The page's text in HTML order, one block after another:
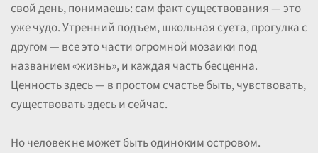
свой день, понимаешь: сам факт существования — это
уже чудо. Утренний подъем, школьная суета, прогулка с
другом — все это части огромной мозаики под
названием «жизнь», и каждая часть бесценна.
Ценность здесь — в простом счастье быть, чувствовать,
существовать здесь и сейчас.
Но человек не может быть одиноким островом.